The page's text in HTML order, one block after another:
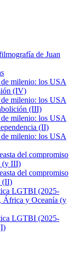
de Juan
milenio: los USA
(IV)
milenio: los USA
(III)
milenio: los USA
(II)
milenio: los USA
del compromiso
(y III)
del compromiso
(II)
LGTBI (2025-
África y Oceanía (y
LGTBI (2025-